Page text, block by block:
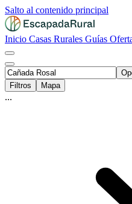
Salto al contenido principal
Inicio Casas Rurales Guías
Filtros
Mapa
...